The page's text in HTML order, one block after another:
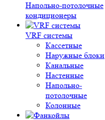
Напольно-потолочные
кондиционеры
VRF системы
Кассетные
Наружные блоки
Канальные
Настенные
Напольно-
потолочные
Колонные